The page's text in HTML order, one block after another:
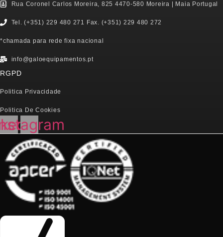
Rua Coronel Carlos Moreira, 825 4470-580 Moreira | Maia Portugal
Tel. (+351) 229 480 271 Fax. (+351) 229 480 272
*chamada para rede fixa nacional
info@galoequipamentos.pt
RGPD
Politica Privacidade
Politica De Cookies